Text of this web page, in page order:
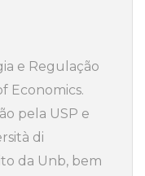
e Regulação
Economics.
pela USP e
di
da Unb, bem